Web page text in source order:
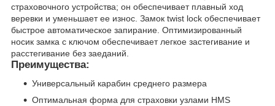
страховочного устройства; он обеспечивает плавный ход
веревки и уменьшает ее износ. Замок twist lock обеспечивает
быстрое автоматическое запирание. Оптимизированный
носик замка с ключом обеспечивает легкое застегивание и
расстегивание без заеданий.
Преимущества:
Универсальный карабин среднего размера
Оптимальная форма для страховки узлами HMS